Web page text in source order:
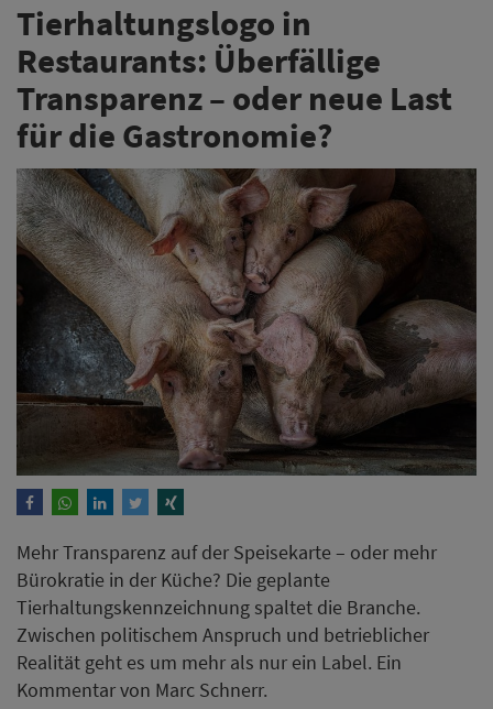
Tierhaltungslogo in
Restaurants: Überfällige
Transparenz – oder neue Last
für die Gastronomie?
Mehr Transparenz auf der Speisekarte – oder mehr
Bürokratie in der Küche? Die geplante
Tierhaltungskennzeichnung spaltet die Branche.
Zwischen politischem Anspruch und betrieblicher
Realität geht es um mehr als nur ein Label. Ein
Kommentar von Marc Schnerr.